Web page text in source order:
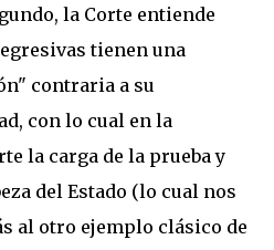
la Corte entiende
tienen una
contraria a su
con lo cual en la
la carga de la prueba y
del Estado (lo cual nos
al otro ejemplo clásico de